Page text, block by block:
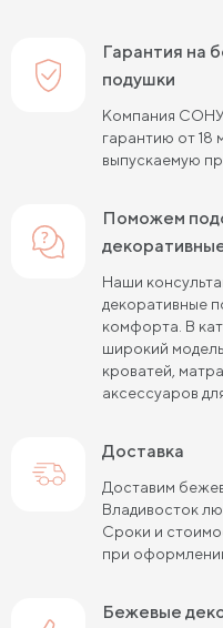
Гарантия на бежевые декоративные
подушки
Компания
гарантию от 18
выпускаемую
Поможем подобрать бежевые
Наши
декоративные
комфорта. В
широкий
кроватей,
аксессуаров
Доставка
Доставим
Владивосток
Сроки и
при
бежевые декоративные подушки от